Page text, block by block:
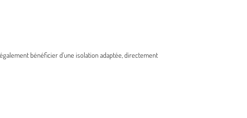
bénéficier d’une isolation adaptée, directement